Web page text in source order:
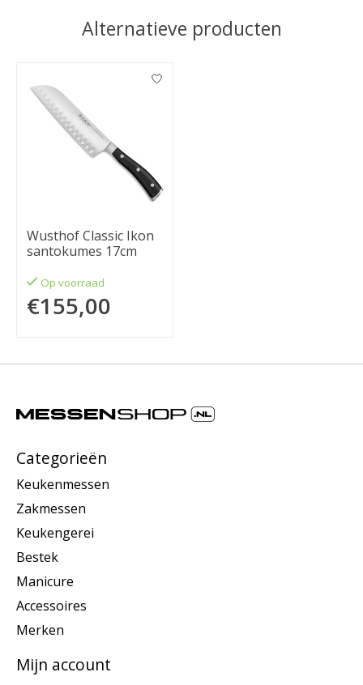
Alternatieve producten
Items van productcarrousel
Wusthof Classic Ikon
santokumes 17cm
Op voorraad
€155,00
Categorieën
Keukenmessen
Zakmessen
Keukengerei
Bestek
Manicure
Accessoires
Merken
Mijn account